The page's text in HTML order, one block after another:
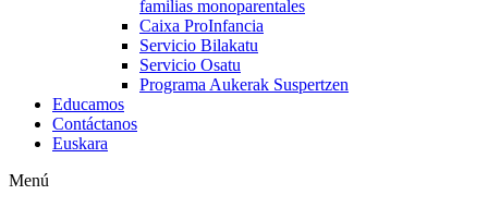
familias monoparentales
Caixa ProInfancia
Servicio Bilakatu
Servicio Osatu
Programa Aukerak Suspertzen
Educamos
Contáctanos
Euskara
Menú